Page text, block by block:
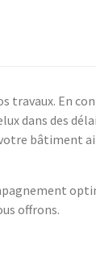
travaux. En
dans des
bâtiment
offrons.